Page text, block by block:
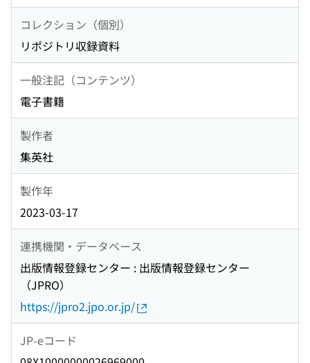
コレクション（個別）
リポジトリ収録資料
一般注記（コンテンツ）
電子書籍
製作者
集英社
製作年
2023-03-17
連携機関・データベース
出版情報登録センター : 出版情報登録センター
（JPRO）
https://jpro2.jpo.or.jp/
JP-eコード